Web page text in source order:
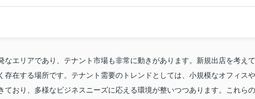
なエリアであり、テナント市場も非常に動きがあります。新規出店を考えて
存在する場所です。テナント需要のトレンドとしては、小規模なオフィスや
ており、多様なビジネスニーズに応える環境が整いつつあります。これらの